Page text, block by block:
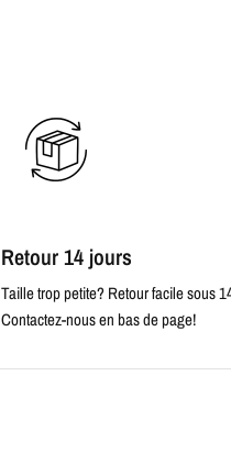
Retour 14 jours
Taille trop petite? Retour facile sous
Contactez-nous en bas de page!